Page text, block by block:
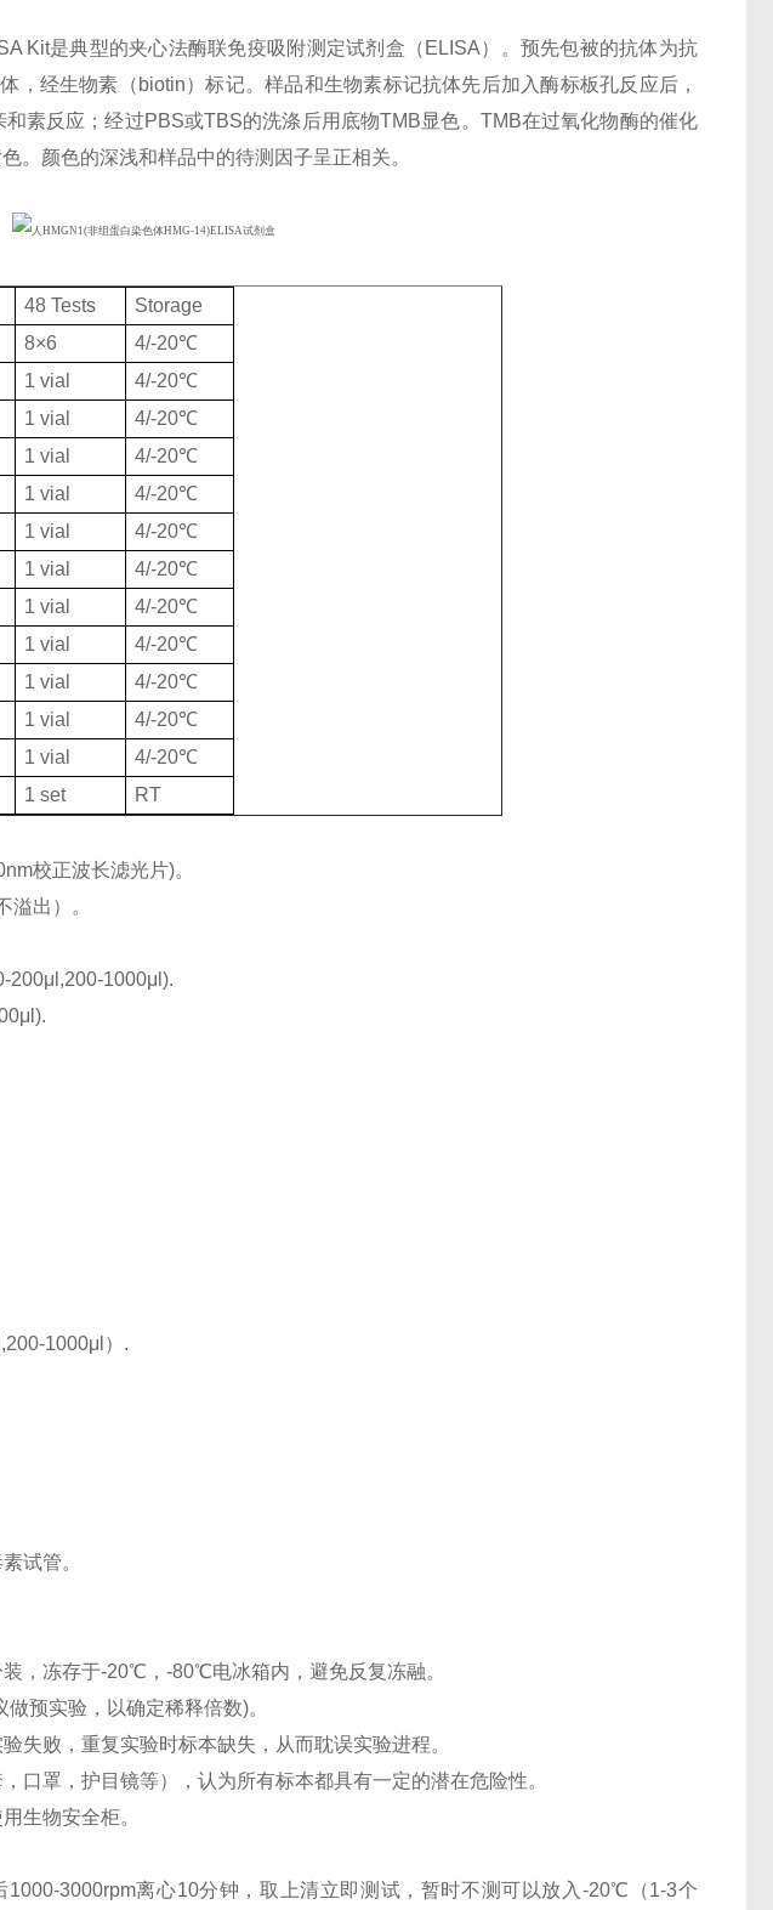
Kit是典型的夹心法酶联免疫吸附测定试剂盒（ELISA）。预先包被的抗体为抗
，经生物素（biotin）标记。样品和生物素标记抗体先后加入酶标板孔反应后，
素反应；经过PBS或TBS的洗涤后用底物TMB显色。TMB在过氧化物酶的催化
。颜色的深浅和样品中的待测因子呈正相关。
48 Tests
Storage
8×6
4/-20℃
1 vial
4/-20℃
1 vial
4/-20℃
1 vial
4/-20℃
1 vial
4/-20℃
1 vial
4/-20℃
1 vial
4/-20℃
1 vial
4/-20℃
1 vial
4/-20℃
1 vial
4/-20℃
1 vial
4/-20℃
1 vial
4/-20℃
1 set
RT
校正波长滤光片)。
溢出）。
200μl,200-1000μl).
1000μl）.
试管。
，冻存于-20℃，-80℃电冰箱内，避免反复冻融。
预实验，以确定稀释倍数)。
失败，重复实验时标本缺失，从而耽误实验进程。
口罩，护目镜等），认为所有标本都具有一定的潜在危险性。
生物安全柜。
3000rpm离心10分钟，取上清立即测试，暂时不测可以放入-20℃（1-3个